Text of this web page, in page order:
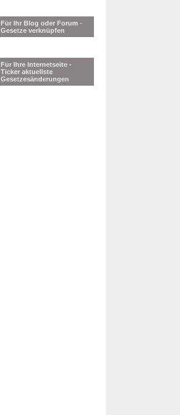
Für Ihr Blog oder Forum -
Gesetze verknüpfen
Für Ihre Internetseite -
Ticker aktuellste
Gesetzesänderungen